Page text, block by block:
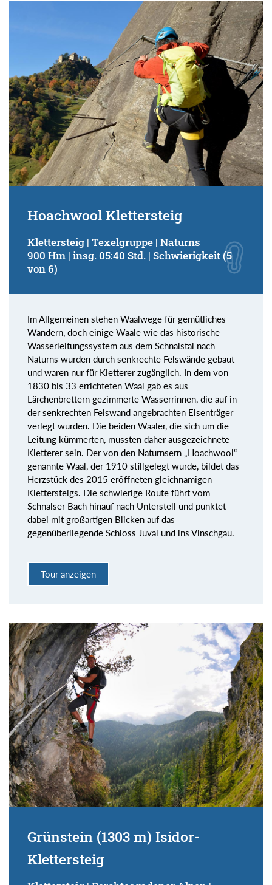
Hoachwool Klettersteig
Klettersteig | Texelgruppe | Naturns
900 Hm | insg. 05:40 Std. | Schwierigkeit (5
von 6)
Im Allgemeinen stehen Waalwege für gemütliches
Wandern, doch einige Waale wie das historische
Wasserleitungssystem aus dem Schnalstal nach
Naturns wurden durch senkrechte Felswände gebaut
und waren nur für Kletterer zugänglich. In dem von
1830 bis 33 errichteten Waal gab es aus
Lärchenbrettern gezimmerte Wasserrinnen, die auf in
der senkrechten Felswand angebrachten Eisenträger
verlegt wurden. Die beiden Waaler, die sich um die
Leitung kümmerten, mussten daher ausgezeichnete
Kletterer sein. Der von den Naturnsern „Hoachwool“
genannte Waal, der 1910 stillgelegt wurde, bildet das
Herzstück des 2015 eröffneten gleichnamigen
Klettersteigs. Die schwierige Route führt vom
Schnalser Bach hinauf nach Unterstell und punktet
dabei mit großartigen Blicken auf das
gegenüberliegende Schloss Juval und ins Vinschgau.
Tour anzeigen
Grünstein (1303 m) Isidor-
Klettersteig